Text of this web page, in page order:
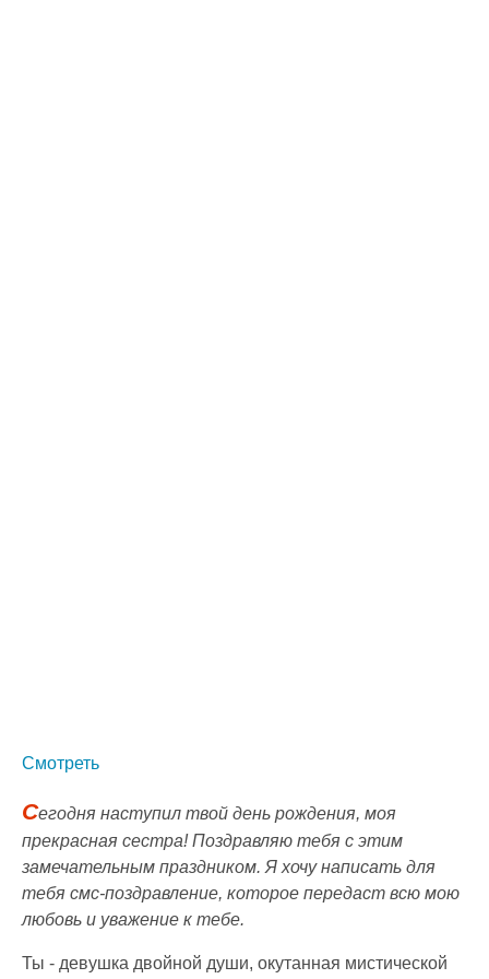
Смотреть
Сегодня наступил твой день рождения, моя
прекрасная сестра! Поздравляю тебя с этим
замечательным праздником. Я хочу написать для
тебя смс-поздравление, которое передаст всю мою
любовь и уважение к тебе.
Ты - девушка двойной души, окутанная мистической